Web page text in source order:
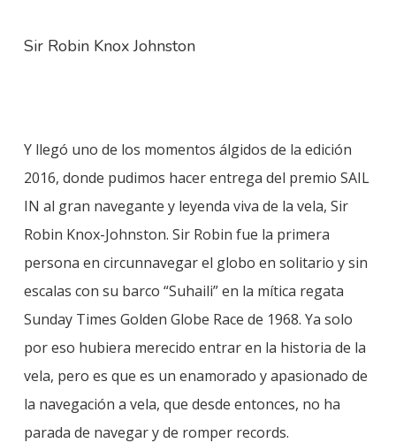
Sir Robin Knox Johnston
Y llegó uno de los momentos álgidos de la edición
2016, donde pudimos hacer entrega del premio SAIL
IN al gran navegante y leyenda viva de la vela, Sir
Robin Knox-Johnston. Sir Robin fue la primera
persona en circunnavegar el globo en solitario y sin
escalas con su barco “Suhaili” en la mítica regata
Sunday Times Golden Globe Race de 1968. Ya solo
por eso hubiera merecido entrar en la historia de la
vela, pero es que es un enamorado y apasionado de
la navegación a vela, que desde entonces, no ha
parada de navegar y de romper records.